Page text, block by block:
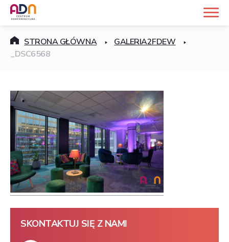
STRONA GŁÓWNA
GALERIA2FDEW
_DSC6568
SKONTAKTUJ SIĘ Z NAMI